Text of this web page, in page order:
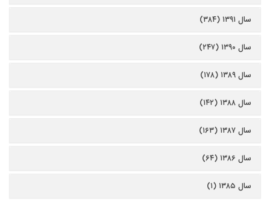
سال ۱۳۹۱ (۳۸۴)
سال ۱۳۹۰ (۲۴۷)
سال ۱۳۸۹ (۱۷۸)
سال ۱۳۸۸ (۱۴۲)
سال ۱۳۸۷ (۱۶۳)
سال ۱۳۸۶ (۶۴)
سال ۱۳۸۵ (۱)